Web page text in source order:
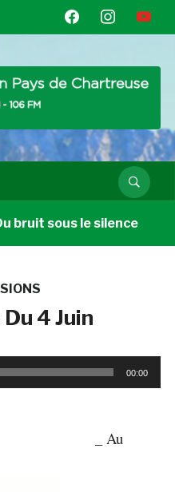
facebookinstagramyoutube
sous le silence
4 Juin
00:00
_ Au